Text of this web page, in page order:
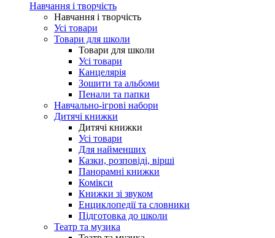
Навчання і творчість
Навчання і творчість
Усі товари
Товари для школи
Товари для школи
Усі товари
Канцелярія
Зошити та альбоми
Пенали та папки
Навчально-ігрові набори
Дитячі книжки
Дитячі книжки
Усі товари
Для найменших
Казки, розповіді, вірші
Панорамні книжки
Комікси
Книжки зі звуком
Енциклопедії та словники
Підготовка до школи
Театр та музика